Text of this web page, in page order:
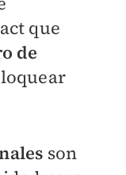
que
de
son